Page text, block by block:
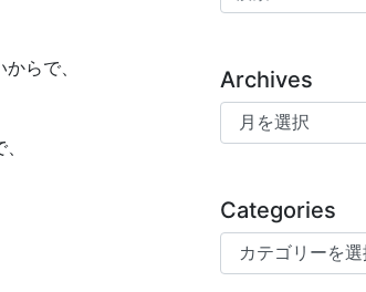
らで、
Archives
Archives
Categories
Categories